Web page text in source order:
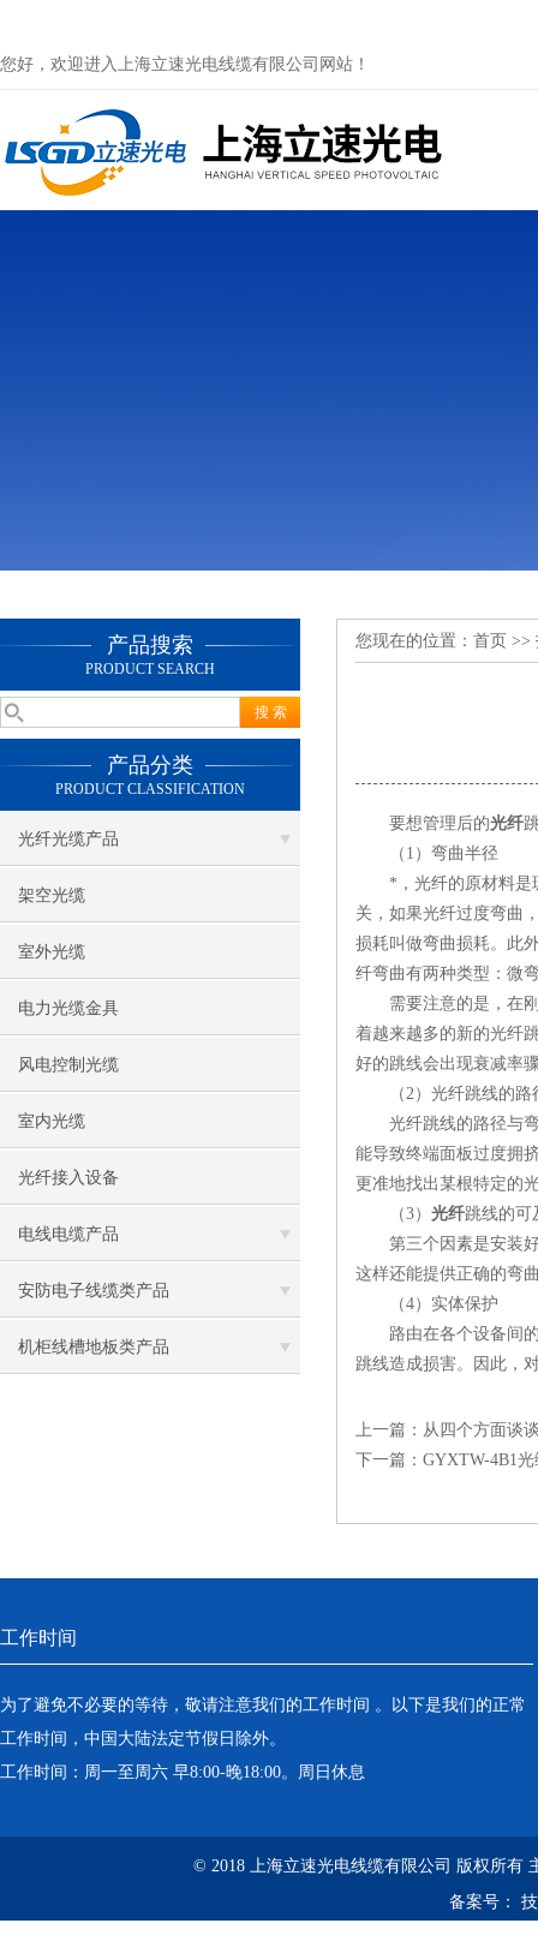
您好，欢迎进入上海立速光电线缆有限公司网站！
产品搜索
PRODUCT SEARCH
产品分类
PRODUCT CLASSIFICATION
光纤光缆产品
架空光缆
室外光缆
电力光缆金具
风电控制光缆
室内光缆
光纤接入设备
电线电缆产品
安防电子线缆类产品
机柜线槽地板类产品
您现在的位置： 首页 >>
要想管理后的光纤
（1）弯曲半径
*，光纤的原材料是玻
关，如果光纤过度弯曲
损耗叫做弯曲损耗。此
纤弯曲有两种类型：微
需要注意的是，在刚
着越来越多的新的光纤
好的跳线会出现衰减率
（2）光纤跳线的路
光纤跳线的路径与弯
能导致终端面板过度拥
更准地找出某根特定的
（3） 光纤跳线的可
第三个因素是安装好
这样还能提供正确的弯
（4）实体保护
路由在各个设备间的
跳线造成损害。因此，
上一篇： 从四个方面谈
下一篇： GYXTW-4B1
工作时间
为了避免不必要的等待，敬请注意我们的工作时间 。以下是我们的正常
工作时间，中国大陆法定节假日除外。
工作时间：周一至周六 早8:00-晚18:00。周日休息
© 2018 上海立速光电线缆有限公司 版权所有
备案号：